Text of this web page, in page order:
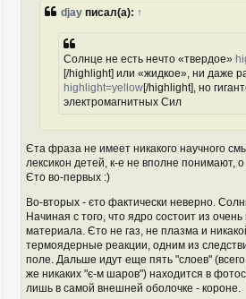
djay писал(а): ↑
Солнце не есть нечто «твердое»
[/highlight] или «жидкое», ни даже
highlight=yellow[/highlight], но
электромагнитных Сил
Єта фраза не имеет никакого научного
лексикон детей, к-е не вполне понимают, о
Єто во-первых :)
Во-вторых - єто фактически неверно.
Начиная с того, что ядро состоит из
материала. Єто не газ, не плазма и
термоядерные реакции, одним из
поле. Дальше идут еще пять "слоев"
же никаких "є-м шаров") находится в
лишь в самой внешней оболочке - короне.